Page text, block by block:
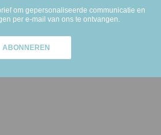
om gepersonaliseerde communicatie en
per e-mail van ons te ontvangen.
ABONNEREN